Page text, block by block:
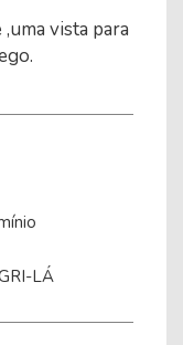
vista para
LÁ